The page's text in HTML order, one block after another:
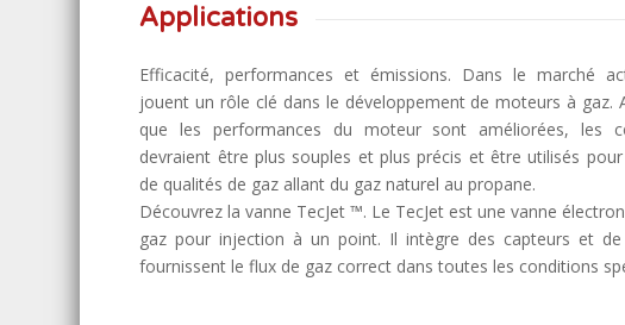
Applications
Efficacité, performances et émissions. Dans le marché
jouent un rôle clé dans le développement de moteurs à gaz.
que les performances du moteur sont améliorées, les
devraient être plus souples et plus précis et être utilisés
de qualités de gaz allant du gaz naturel au propane.
Découvrez la vanne TecJet ™. Le TecJet est une vanne
gaz pour injection à un point. Il intègre des capteurs et de
fournissent le flux de gaz correct dans toutes les conditions